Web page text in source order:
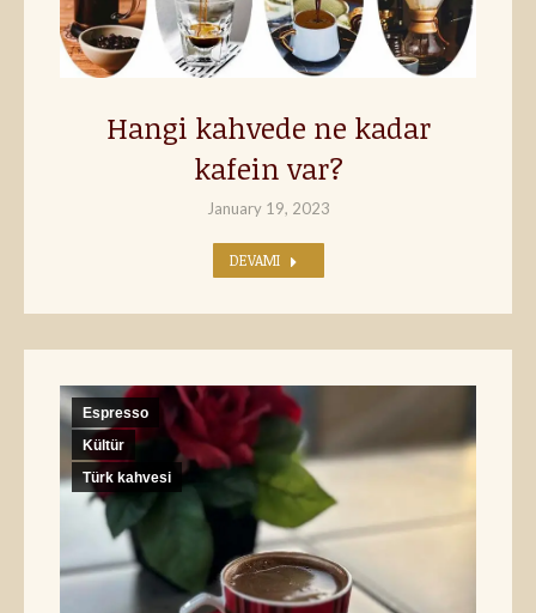
Hangi kahvede ne kadar
kafein var?
January 19, 2023
DEVAMI
Espresso
Kültür
Türk kahvesi